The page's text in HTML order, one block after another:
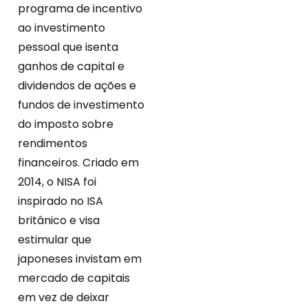
programa de incentivo
ao investimento
pessoal que isenta
ganhos de capital e
dividendos de ações e
fundos de investimento
do imposto sobre
rendimentos
financeiros. Criado em
2014, o NISA foi
inspirado no ISA
britânico e visa
estimular que
japoneses invistam em
mercado de capitais
em vez de deixar